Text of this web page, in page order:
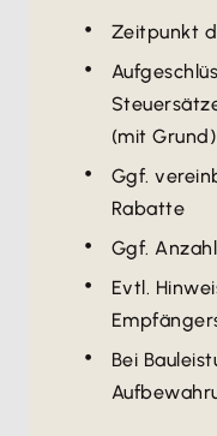
Zeitpunkt
(mit Grund)
Ggf.
Rabatte
Ggf.
Evtl.
Bei